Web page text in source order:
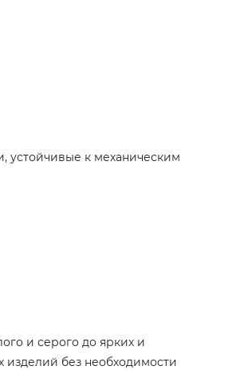
устойчивые к механическим
и серого до ярких и
изделий без необходимости